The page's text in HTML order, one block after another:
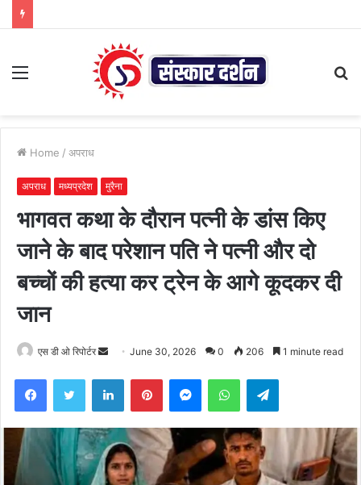
Menu
Home / अपराध
अपराध मध्यप्रदेश मुरैना
भागवत कथा के दौरान पत्नी के डांस किए
जाने के बाद परेशान पति ने पत्नी और दो
बच्चों की हत्या कर ट्रेन के आगे कूदकर दी
जान
एस डी ओ रिपोर्टर
Send June 30, 2026 0 206 1 minute read
FacebookTwitter LinkedInPinterestMessengerWhatsAppTelegram